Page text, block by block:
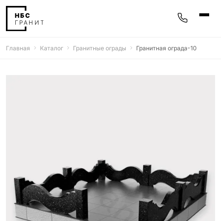
Надгробные плиты
30 моделей
Благоустройство
42 модели
Главная Каталог Гранитные ограды Гранитная ограда-10